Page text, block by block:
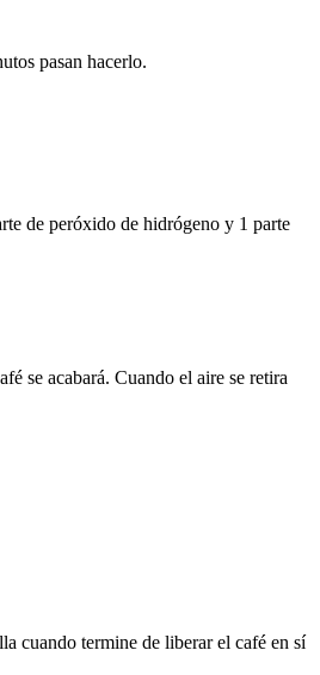
pasan hacerlo.
de peróxido de hidrógeno y 1 parte
se acabará. Cuando el aire se retira
cuando termine de liberar el café en sí